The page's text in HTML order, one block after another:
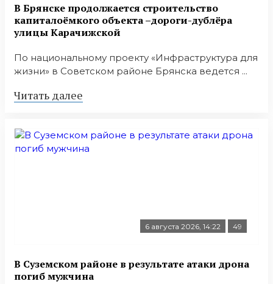
В Брянске продолжается строительство
капиталоёмкого объекта –дороги-дублёра
улицы Карачижской
По национальному проекту «Инфраструктура для
жизни» в Советском районе Брянска ведется ...
Читать далее
6 августа 2026, 14:22 49
В Суземском районе в результате атаки дрона
погиб мужчина